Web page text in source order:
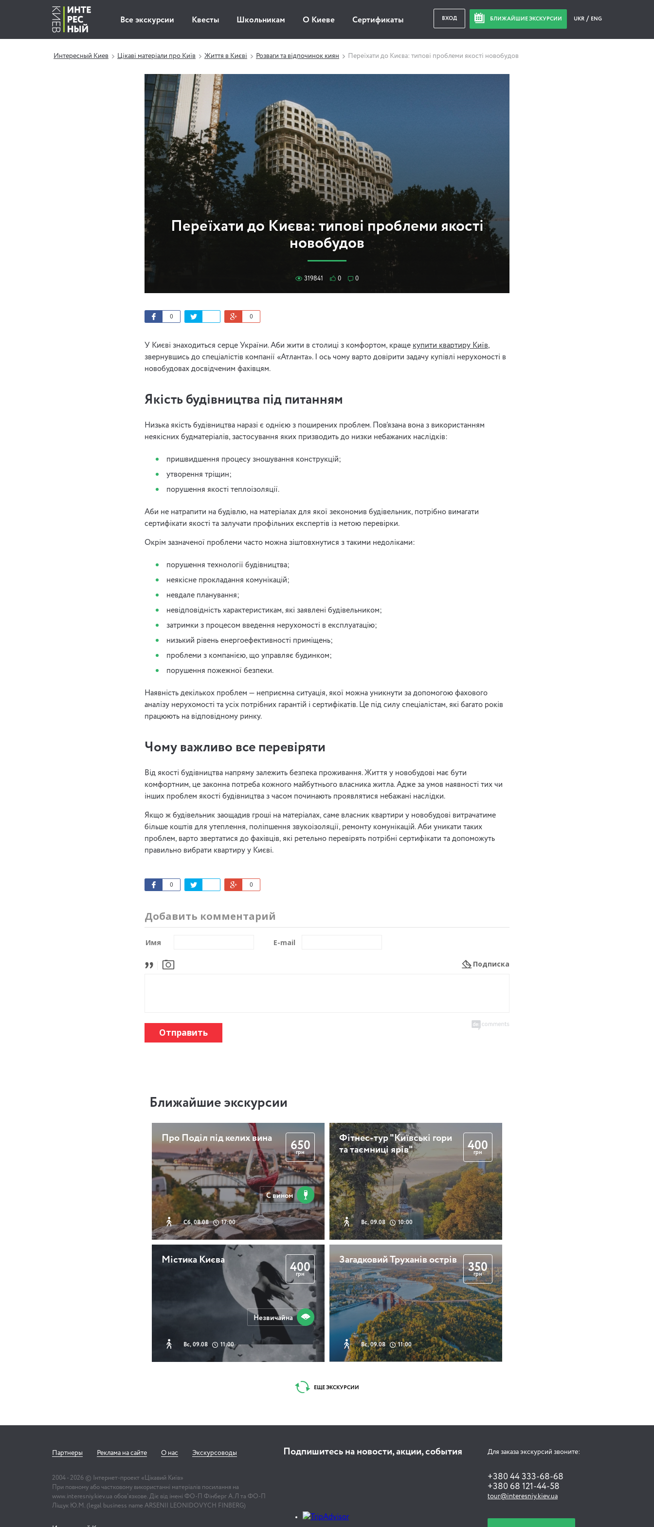
Все экскурсии Квесты Школьникам О Киеве Сертификаты ВХОД БЛИЖАЙШИЕ ЭКСКУРСИИ UKR ENG
Интересный Киев Цікаві матеріали про Київ Життя в Києві Розваги та відпочинок киян Переїхати до Києва: типові проблеми якості новобудов
Переїхати до Києва: типові проблеми якості
новобудов
319841 0 0
0 0
У Києві знаходиться серце України. Аби жити в столиці з комфортом, краще купити квартиру Київ,
звернувшись до спеціалістів компанії «Атланта». І ось чому варто довірити задачу купівлі нерухомості в
новобудовах досвідченим фахівцям.
Якість будівництва під питанням
Низька якість будівництва наразі є однією з поширених проблем. Пов’язана вона з використанням
неякісних будматеріалів, застосування яких призводить до низки небажаних наслідків:
пришвидшення процесу зношування конструкцій;
утворення тріщин;
порушення якості теплоізоляції.
Аби не натрапити на будівлю, на матеріалах для якої зекономив будівельник, потрібно вимагати
сертифікати якості та залучати профільних експертів із метою перевірки.
Окрім зазначеної проблеми часто можна зіштовхнутися з такими недоліками:
порушення технології будівництва;
неякісне прокладання комунікацій;
невдале планування;
невідповідність характеристикам, які заявлені будівельником;
затримки з процесом введення нерухомості в експлуатацію;
низький рівень енергоефективності приміщень;
проблеми з компанією, що управляє будинком;
порушення пожежної безпеки.
Наявність декількох проблем — неприємна ситуація, якої можна уникнути за допомогою фахового
аналізу нерухомості та усіх потрібних гарантій і сертифікатів. Це під силу спеціалістам, які багато років
працюють на відповідному ринку.
Чому важливо все перевіряти
Від якості будівництва напряму залежить безпека проживання. Життя у новобудові має бути
комфортним, це законна потреба кожного майбутнього власника житла. Адже за умов наявності тих чи
інших проблем якості будівництва з часом починають проявлятися небажані наслідки.
Якщо ж будівельник заощадив гроші на матеріалах, саме власник квартири у новобудові витрачатиме
більше коштів для утеплення, поліпшення звукоізоляції, ремонту комунікацій. Аби уникати таких
проблем, варто звертатися до фахівців, які ретельно перевірять потрібні сертифікати та допоможуть
правильно вибрати квартиру у Києві.
0 0
Добавить комментарий
Имя E-mail
Подписка
Отправить
Ближайшие экскурсии
Про Поділ під келих вина
Сб, 08.08 17:00
650
грн
С вином
Фітнес-тур "Київські гори
та таємниці ярів"
Вс, 09.08 10:00
400
грн
Містика Києва
Вс, 09.08 11:00
400
грн
Незвичайна
Загадковий Труханів острів
Вс, 09.08 11:00
350
грн
ЕЩЕ ЭКСКУРСИИ
Партнеры Реклама на сайте О нас Экскурсоводы
2004 - 2026 © Інтернет-проект «Цікавий Київ»
При повному або частковому використанні матеріалів посилання на
www.interesniy.kiev.ua обов'язкове. Діє від імені ФО-П Фінберг А.Л та ФО-П
Ліщук Ю.М. (legal business name ARSENII LEONIDOVYCH FINBERG)
Подпишитесь на новости, акции, события Для заказа экскурсий звоните:
+380 44 333-68-68
+380 68 121-44-58
tour@interesniy.kiev.ua